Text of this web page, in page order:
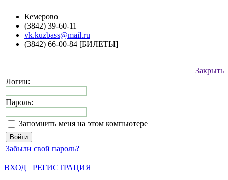
Кемерово
(3842) 39-60-11
vk.kuzbass@mail.ru
(3842) 66-00-84 [БИЛЕТЫ]
Закрыть
Логин:
Пароль:
Запомнить меня на этом компьютере
Забыли свой пароль?
ВХОД
РЕГИСТРАЦИЯ